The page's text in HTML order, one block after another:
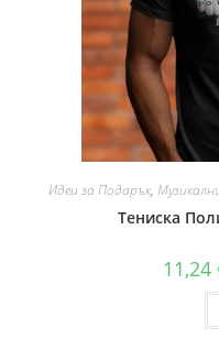
Идеи за Подарък,
Тениска
11,24